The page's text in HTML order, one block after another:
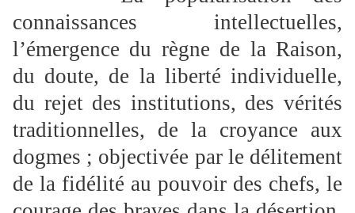
connaissances intellectuelles,
l’émergence du règne de la Raison,
du doute, de la liberté individuelle,
du rejet des institutions, des vérités
traditionnelles, de la croyance aux
dogmes ; objectivée par le délitement
de la fidélité au pouvoir des chefs, le